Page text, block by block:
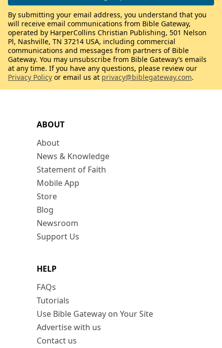
ABOUT
About
News & Knowledge
Statement of Faith
Mobile App
Store
Blog
Newsroom
Support Us
HELP
FAQs
Tutorials
Use Bible Gateway on Your Site
Advertise with us
Contact us
By submitting your email address, you understand that you
will receive email communications from Bible Gateway,
operated by HarperCollins Christian Publishing, 501 Nelson
Pl, Nashville, TN 37214 USA, including commercial
communications and messages from partners of Bible
Gateway. You may unsubscribe from Bible Gateway’s emails
at any time. If you have any questions, please review our
Privacy Policy or email us at privacy@biblegateway.com.